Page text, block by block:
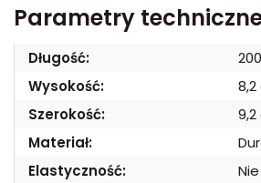
Parametry
Długość:
Wysokość:
Szerokość:
Materiał:
Elastyczność:
Nie